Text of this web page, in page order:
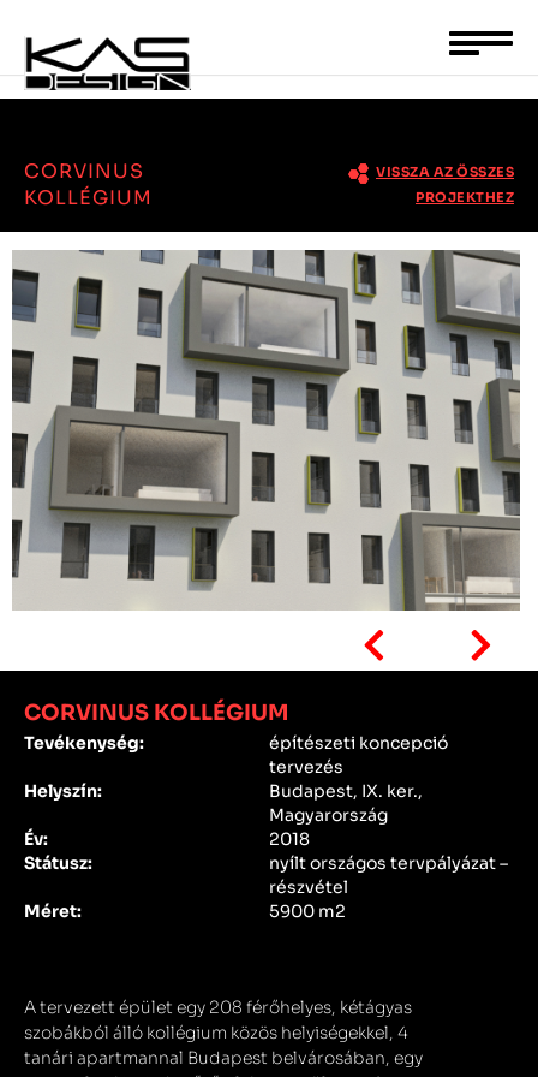
CORVINUS
KOLLÉGIUM
VISSZA AZ ÖSSZES
PROJEKTHEZ
Toggle
CORVINUS KOLLÉGIUM
Tevékenység:
építészeti koncepció
tervezés
Helyszín:
Budapest, IX. ker.,
Magyarország
Év:
2018
Státusz:
nyílt országos tervpályázat –
részvétel
Méret:
5900 m2
A tervezett épület egy 208 férőhelyes, kétágyas
szobákból álló kollégium közös helyiségekkel, 4
tanári apartmannal Budapest belvárosában, egy